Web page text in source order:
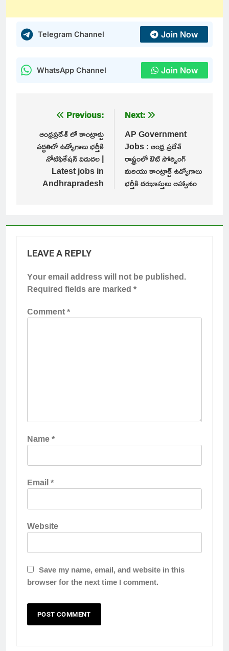
Telegram Channel Join Now
WhatsApp Channel Join Now
navigation
Previous:
ఆంధ్రప్రదేశ్ లో కాంట్రాక్టు
పద్ధతిలో ఉద్యోగాలు భర్తీకి
నోటిఫికేషన్ విడుదల |
Latest jobs in
Andhrapradesh
Next:
AP Government
Jobs : ఆంధ్ర ప్రదేశ్
రాష్ట్రంలో ఔట్ సోర్సింగ్
మరియు కాంట్రాక్ట్ ఉద్యోగాలు
భర్తీకి దరఖాస్తులు ఆహ్వానం
LEAVE A REPLY
Your email address will not be published.
Required fields are marked*
Comment*
Name*
Email*
Website
Save my name, email, and website in this
browser for the next time I comment.